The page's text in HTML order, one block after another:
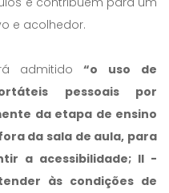
e acolhedor.
admitido “o uso de
pessoais por
da etapa de ensino
da sala de aula, para
a acessibilidade; II -
às condições de